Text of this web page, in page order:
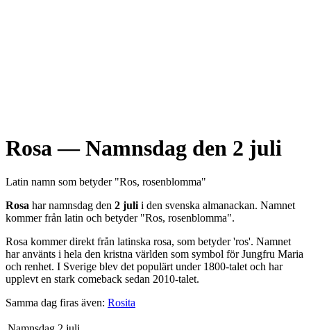
Rosa — Namnsdag den 2 juli
Latin namn som betyder "Ros, rosenblomma"
Rosa har namnsdag den 2 julii den svenska almanackan. Namnet
kommer från latin och betyder "Ros, rosenblomma".
Rosa kommer direkt från latinska rosa, som betyder 'ros'. Namnet
har använts i hela den kristna världen som symbol för Jungfru Maria
och renhet. I Sverige blev det populärt under 1800-talet och har
upplevt en stark comeback sedan 2010-talet.
Samma dag firas även: Rosita